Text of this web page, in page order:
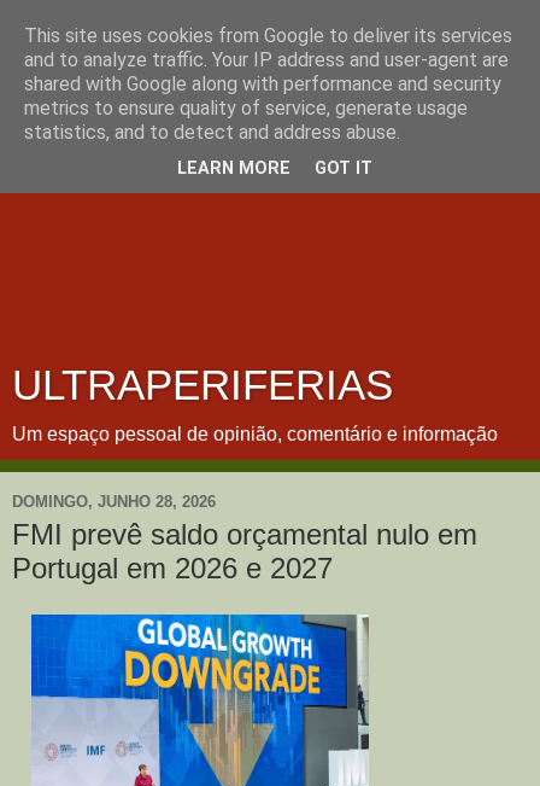
ULTRAPERIFERIAS
Um espaço pessoal de opinião, comentário e informação
DOMINGO, JUNHO 28, 2026
FMI prevê saldo orçamental nulo em
Portugal em 2026 e 2027
This site uses cookies from Google to deliver its services
and to analyze traffic. Your IP address and user-agent are
shared with Google along with performance and security
metrics to ensure quality of service, generate usage
statistics, and to detect and address abuse.
LEARN MORE GOT IT